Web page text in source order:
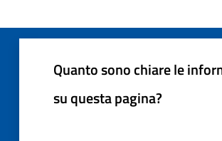
Quanto sono chiare le
su questa pagina?